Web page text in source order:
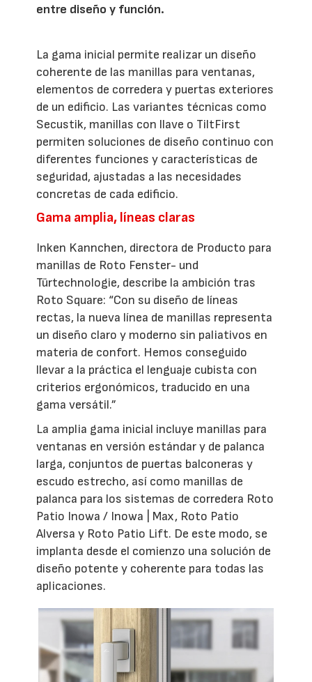
entre diseño y función.
La gama inicial permite realizar un diseño
coherente de las manillas para ventanas,
elementos de corredera y puertas exteriores
de un edificio. Las variantes técnicas como
Secustik, manillas con llave o TiltFirst
permiten soluciones de diseño continuo con
diferentes funciones y características de
seguridad, ajustadas a las necesidades
concretas de cada edificio.
Gama amplia, líneas claras
Inken Kannchen, directora de Producto para
manillas de Roto Fenster- und
Türtechnologie, describe la ambición tras
Roto Square: “Con su diseño de líneas
rectas, la nueva línea de manillas representa
un diseño claro y moderno sin paliativos en
materia de confort. Hemos conseguido
llevar a la práctica el lenguaje cubista con
criterios ergonómicos, traducido en una
gama versátil.”
La amplia gama inicial incluye manillas para
ventanas en versión estándar y de palanca
larga, conjuntos de puertas balconeras y
escudo estrecho, así como manillas de
palanca para los sistemas de corredera Roto
Patio Inowa / Inowa | Max, Roto Patio
Alversa y Roto Patio Lift. De este modo, se
implanta desde el comienzo una solución de
diseño potente y coherente para todas las
aplicaciones.